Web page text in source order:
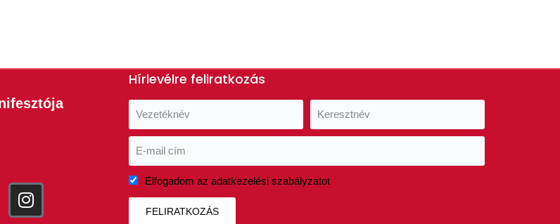
Hírlevélre feliratkozás
Elfogadom az adatkezelési szabályzatot
FELIRATKOZÁS